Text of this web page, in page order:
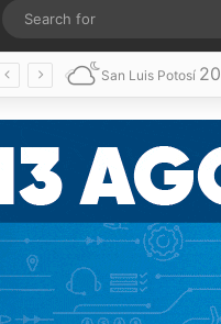
Random Article
San Luis Potosí 20